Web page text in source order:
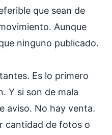
que sean de
Aunque
ninguno publicado.
Es lo primero
Y si son de mala
aviso. No hay venta.
cantidad de fotos o